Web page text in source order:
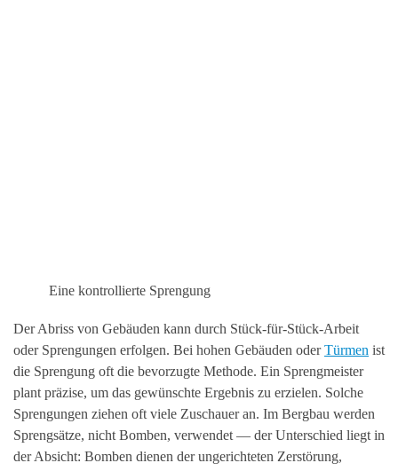
Eine kontrollierte Sprengung
Der Abriss von Gebäuden kann durch Stück-für-Stück-Arbeit
oder Sprengungen erfolgen. Bei hohen Gebäuden oderTürmen ist
die Sprengung oft die bevorzugte Methode. Ein Sprengmeister
plant präzise, um das gewünschte Ergebnis zu erzielen. Solche
Sprengungen ziehen oft viele Zuschauer an. Im Bergbau werden
Sprengsätze, nicht Bomben, verwendet — der Unterschied liegt in
der Absicht: Bomben dienen der ungerichteten Zerstörung,